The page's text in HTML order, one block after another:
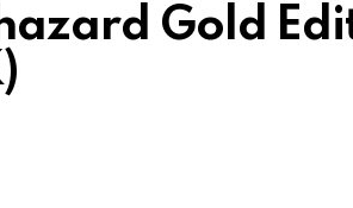
Gold